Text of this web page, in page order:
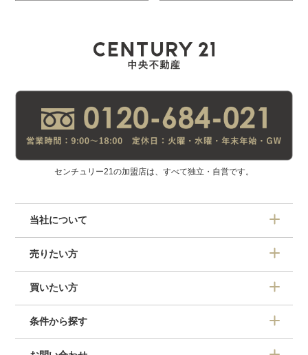
センチュリー21の加盟店は、すべて独立・自営です。
当社について
売りたい方
買いたい方
条件から探す